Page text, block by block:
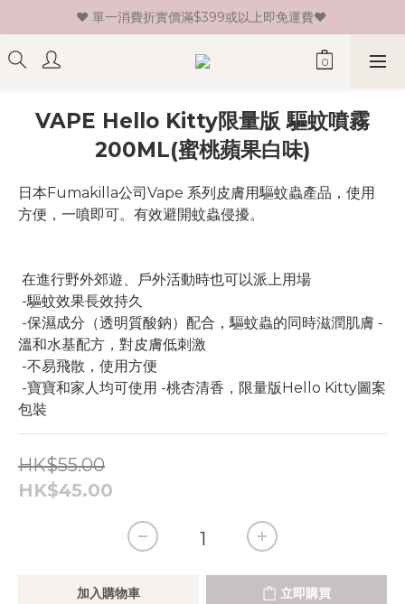
♥ 新會員登記即送HK$30 現金卷♥
♥ 單一消費折實價滿$399或以上即免運費♥
♥ 新會員登記即送HK$30 現金卷♥
VAPE Hello Kitty限量版 驅蚊噴霧
200ML(蜜桃蘋果白味)
日本Fumakilla公司Vape 系列皮膚用驅蚊蟲產品，使用
方便，一噴即可。有效避開蚊蟲侵擾。
在進行野外郊遊、戶外活動時也可以派上用場
-驅蚊效果長效持久
溫和水基配方，對皮膚低刺激
-不易飛散，使用方便
包裝
HK$55.00
HK$45.00
加入購物車 立即購買